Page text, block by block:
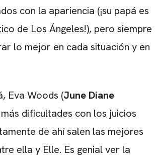
con la apariencia (¡su papá es
de Los Ángeles!), pero siempre
lo mejor en cada situación y en
Eva Woods (June Diane
dificultades con los juicios
de ahí salen las mejores
ella y Elle. Es genial ver la